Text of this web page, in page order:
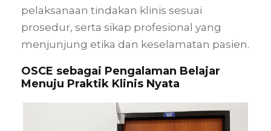
pelaksanaan tindakan klinis sesuai
prosedur, serta sikap profesional yang
menjunjung etika dan keselamatan pasien.
OSCE sebagai Pengalaman Belajar
Menuju Praktik Klinis Nyata